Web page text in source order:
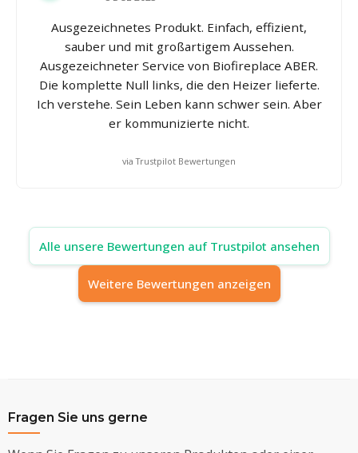
Ausgezeichnetes Produkt. Einfach, effizient,
sauber und mit großartigem Aussehen.
Ausgezeichneter Service von Biofireplace ABER.
Die komplette Null links, die den Heizer lieferte.
Ich verstehe. Sein Leben kann schwer sein. Aber
er kommunizierte nicht.
via Trustpilot Bewertungen
Alle unsere Bewertungen auf Trustpilot ansehen
Weitere Bewertungen anzeigen
Fragen Sie uns gerne